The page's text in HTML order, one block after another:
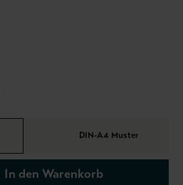
DIN-A4 Muster
In den Warenkorb